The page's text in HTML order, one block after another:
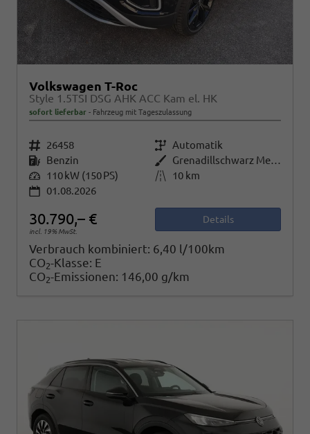
Volkswagen T-Roc
Style 1.5TSI DSG AHK ACC Kam el. HK
sofort lieferbar Fahrzeug mit Tageszulassung
Fahrzeugnr. 26458 Getriebe Automatik
Kraftstoff Benzin Außenfarbe
Grenadillschwarz Metallic
Leistung 110 kW (150 PS) Kilometerstand
10 km
01.08.2026
30.790,– €
incl. 19% MwSt.
Details
Verbrauch kombiniert: 6,40 l/100km
CO2-Klasse: E
CO2-Emissionen: 146,00 g/km